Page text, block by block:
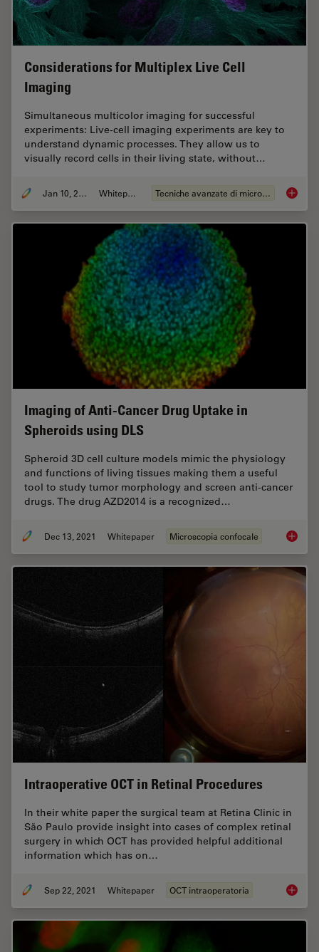
Considerations for Multiplex Live Cell
Imaging
Simultaneous multicolor imaging for successful
experiments: Live-cell imaging experiments are key to
understand dynamic processes. They allow us to
visually record cells in their living state, without…
Jan 10, 2022 Whitepaper Tecniche avanzate di microscopia
Imaging of Anti-Cancer Drug Uptake in
Spheroids using DLS
Spheroid 3D cell culture models mimic the physiology
and functions of living tissues making them a useful
tool to study tumor morphology and screen anti-cancer
drugs. The drug AZD2014 is a recognized…
Dec 13, 2021 Whitepaper Microscopia confocale
Intraoperative OCT in Retinal Procedures
In their white paper the surgical team at Retina Clinic in
São Paulo provide insight into cases of complex retinal
surgery in which OCT has provided helpful additional
information which has on…
Sep 22, 2021 Whitepaper OCT intraoperatoria